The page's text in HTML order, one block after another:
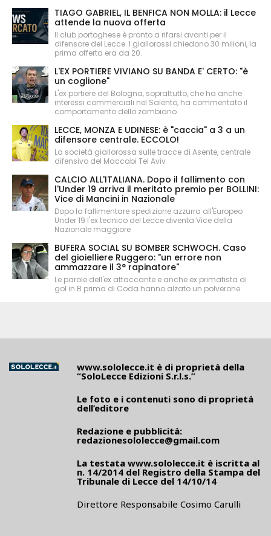
TIAGO GABRIEL, IL BENFICA NON MOLLA: il Lecce
attende la nuova offerta
Il club portoghese è pronto a rifarsi avanti per il
difensore del Lecce. I giallorossi chiedono 30 milioni, la
prima offerta era da 20.
L'EX PORTIERE VIVIANO SU BANDA E' CERTO: "è
un coglione"
L'ex portiere del Bologna, soprattutto, che ha anche
interessi commerciali nel Salento, ha commentato il
comportamento dello zambiano
LECCE, MONZA E UDINESE: è "caccia" a 3 a un
difensore centrale. ECCOLO!
La società giallorossa sulle tracce di Asente, centrale
difensivo del Maccabi Tel Aviv
CALCIO ALL'ITALIANA. Dopo il fallimento con
l'Under 19 arriva il meritato premio per BOLLINI:
Vice di Mancini in Nazionale
Dopo la fallimentare spedizione azzurra all'Europeo
Under 19 l'ex tecnico del Lecce diventa Vice della
Nazionale maggiore
BUFERA SOCIAL SU BOMBER SCHWOCH. Caso
del gioielliere Ruggero: "un errore non
ammazzare il 3° rapinatore"
Le parole dell'ex attaccante e anche ex primatista di
gol in B prima di Coda hanno alzato un polverone
www.sololecce.it è di proprietà della
“SoloLecce Edizioni S.r.l.s.”
Le foto e i contenuti sono di proprietà
dell’editore
Redazione e pubblicità:
redazionesololecce@gmail.com
La testata www.sololecce.it è iscritta al
n. 14/2014 del Registro della Stampa del
Tribunale di Lecce del 14/10/14
Direttore Responsabile Cosimo Carulli